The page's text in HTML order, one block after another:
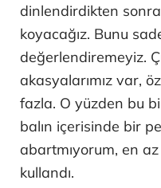
dinlendirdikten
koyacağız. Bunu
değerlendiremeyiz.
akasyalarımız var,
fazla. O yüzden bu
balın içerisinde bir
abartmıyorum, en
kullandı.